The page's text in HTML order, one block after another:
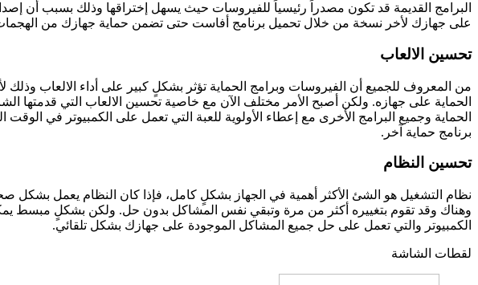
البرامج القديمة قد تكون مصدراً رئيسياً للفيروسات حيث يسهل إختراقها وذلك بسبب أن
على جهازك لأخر نسخة من خلال تحميل برنامج أفاست حتى تضمن حماية جهازك من
تحسين الالعاب
من المعروف للجميع أن الفيروسات وبرامج الحماية تؤثر بشكلٍ كبير على أداء الالعاب
الحماية وجميع البرامج الأخرى مع إعطاء الأولوية للعبة التي تعمل على الكمبيوتر في
برنامج حماية آخر.
تحسين النظام
نظام التشغيل هو الشئ الأكثر أهمية في الجهاز بشكلٍ كامل، فإذا كان النظام يعمل بشكل
وهناك وقد تقوم بتغييره أكثر من مرة وتبقي نفس المشاكل بدون حل. ولكن بشكلٍ مبسط
الكمبيوتر والتي تعمل على حل جميع المشاكل الموجودة على جهازك بشكل تلقائي.
لقطات الشاشة